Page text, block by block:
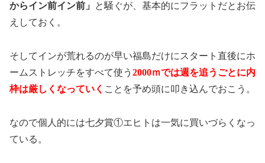
からイン前イン前」
と騒ぐが、基本的にフラットだとお伝
えしておく。
そしてインが荒れるのが早い福島だけにスタート直後にホ
ームストレッチをすべて使う 2000ｍでは週を追うごとに内
枠は厳しくなっていく ことを予め頭に叩き込んでおこう。
なので個人的には七夕賞①エヒトは一気に買いづらくなっ
ている。